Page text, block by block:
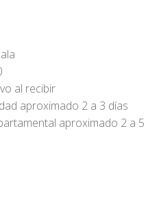
al recibir
aproximado 2 a 3 días
aproximado 2 a 5